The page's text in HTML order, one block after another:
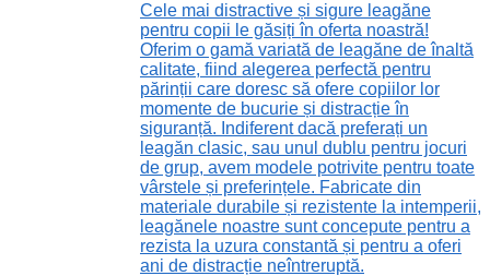
Cele mai distractive și sigure leagăne
pentru copii le găsiți în oferta noastră!
Oferim o gamă variată de leagăne de înaltă
calitate, fiind alegerea perfectă pentru
părinții care doresc să ofere copiilor lor
momente de bucurie și distracție în
siguranță. Indiferent dacă preferați un
leagăn clasic, sau unul dublu pentru jocuri
de grup, avem modele potrivite pentru toate
vârstele și preferințele. Fabricate din
materiale durabile și rezistente la intemperii,
leagănele noastre sunt concepute pentru a
rezista la uzura constantă și pentru a oferi
ani de distracție neîntreruptă.